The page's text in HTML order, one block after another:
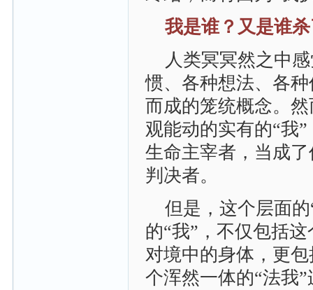
我是谁？又是谁
人类冥冥然之中
惯、各种想法、各
而成的笼统概念。
观能动的实有的“我
生命主宰者，当成
判决者。
但是，这个层面
的“我”，不仅包括
对境中的身体，更
个浑然一体的“法我